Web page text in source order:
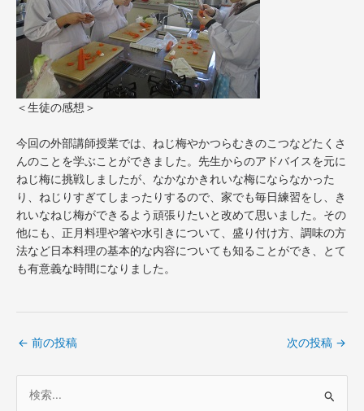
＜生徒の感想＞
今回の外部講師授業では、ねじ梅やかつらむきのこつなどたくさ
んのことを学ぶことができました。先生からのアドバイスを元に
ねじ梅に挑戦しましたが、なかなかきれいな梅にならなかった
り、ねじりすぎてしまったりするので、家でも毎日練習をし、き
れいなねじ梅ができるよう頑張りたいと改めて思いました。その
他にも、正月料理や箸や水引きについて、盛り付け方、調味の方
法など日本料理の基本的な内容についても知ることができ、とて
も有意義な時間になりました。
← 前の投稿 次の投稿 →